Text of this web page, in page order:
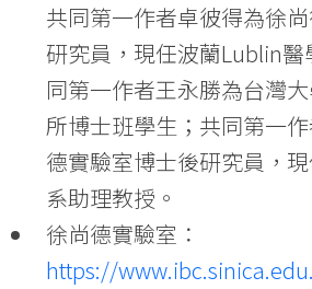
共同第一作者卓彼得為徐
研究員，現任波蘭Lublin
同第一作者王永勝為台灣
所博士班學生；共同第一
德實驗室博士後研究員，
系助理教授。
徐尚德實驗室：
https://